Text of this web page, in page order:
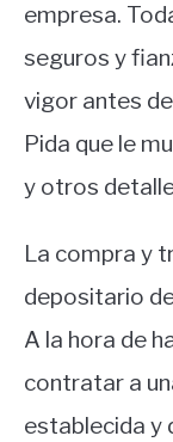
empresa.
seguros y
vigor antes
Pida que le
y otros
La compra y
depositario
A la hora de
contratar a
establecida y